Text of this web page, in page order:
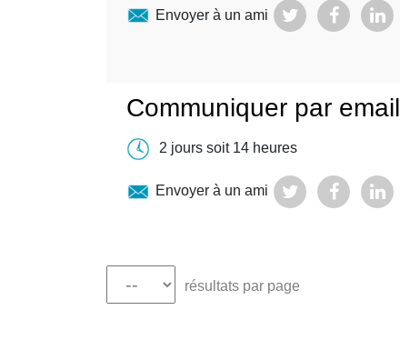
Envoyer à un ami
Communiquer par email
2 jours soit 14 heures
Envoyer à un ami
résultats par page